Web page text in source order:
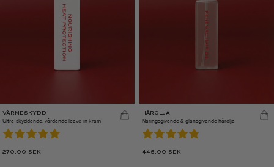
VÄRMESKYDD
Ultra-skyddande, vårdande leave-in kräm
270,00 SEK
HÅROLJA
Näringsgivande & glansgivande hårolja
445,00 SEK